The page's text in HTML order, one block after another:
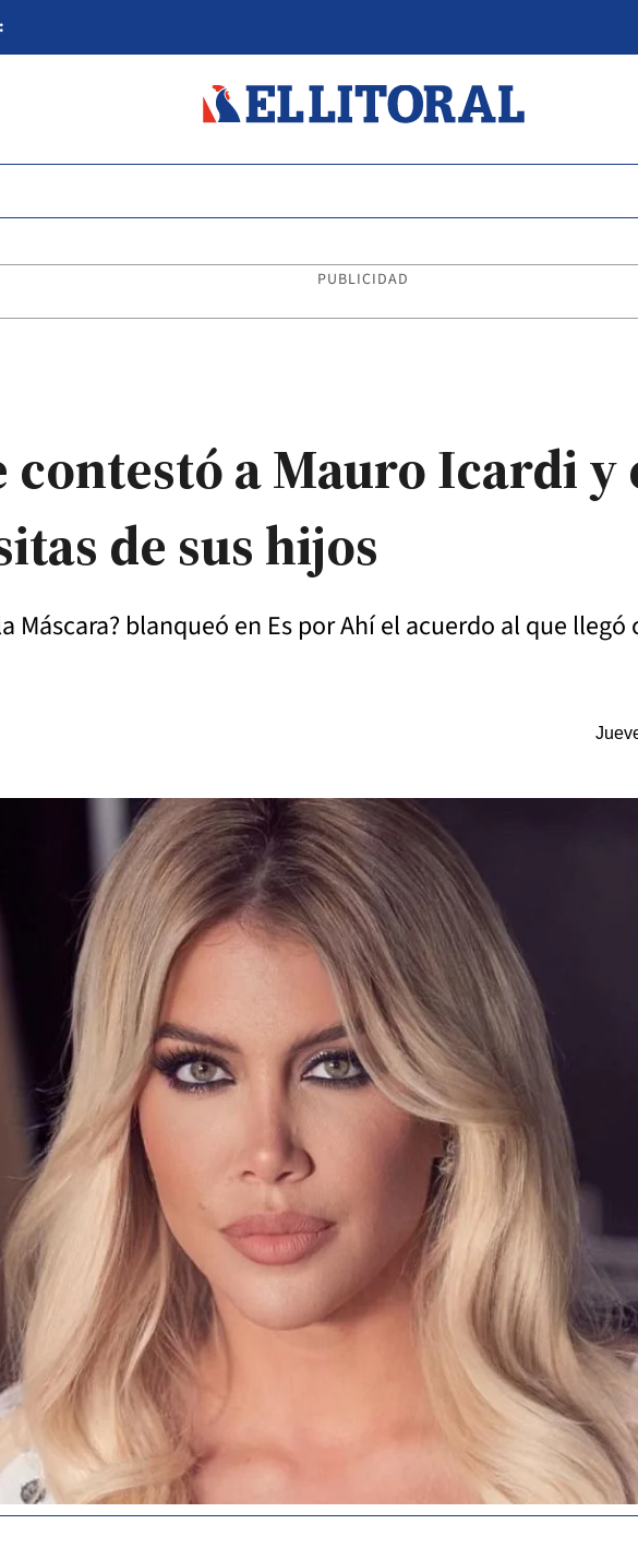
PUBLICIDAD
contestó a Mauro Icardi
de sus hijos
Máscara? blanqueó en Es por Ahí el acuerdo al que